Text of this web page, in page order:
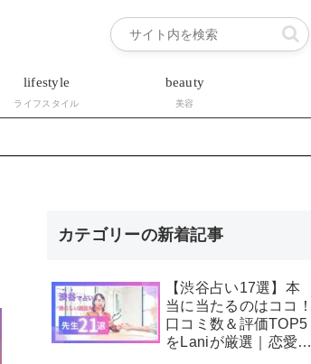
lifestyle
ライフスタイル
beauty
美容
カテゴリーの新着記事
【渋谷占い17選】本
当に当たるのはココ！
口コミ数＆評価TOP5
をLaniが厳選｜恋愛・